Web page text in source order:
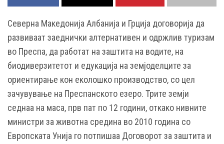
Северна Македонија Албанија и Грција договорија да
развиваат заеднички алтернативен и одржлив туризам
во Преспа, да работат на заштита на водите, на
биодиверзитетот и едукација на земјоделците за
ориентирање кон еколошко производство, со цел
зачувување на Преспанското езеро. Трите земји
седнаа на маса, прв пат по 12 години, откако нивните
министри за животна средина во 2010 година со
Европската Унија го потпишаа Договорот за заштита и